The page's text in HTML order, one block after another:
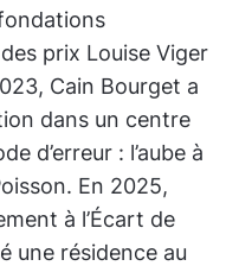
prix Louise Viger
Cain Bourget a
dans un centre
d’erreur : l’aube à
En 2025,
à l’Écart de
une résidence au